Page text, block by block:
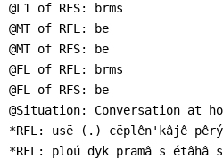
@L1 of RFS: brms
@MT of RFL: be
@MT of RFS: be
@FL of RFL: brms
@FL of RFS: be
@Situation: Conversation at
*RFL: usë (.) cëplên'kâjê
*RFL: ploú dyk pramâ s étâhâ